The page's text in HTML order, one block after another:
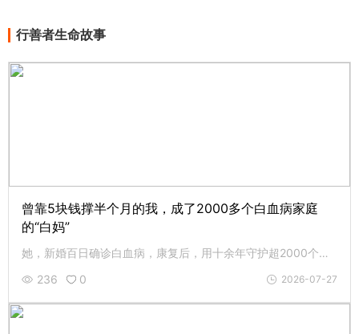
行善者生命故事
曾靠5块钱撑半个月的我，成了2000多个白血病家庭
的“白妈”
她，新婚百日确诊白血病，康复后，用十余年守护超2000个白血病家庭；办手工坊助病友自立，设助医小家供落脚，还收养弃婴。致敬武美，愿这份从绝境中长出的光，在你我手中继续照亮。
236
0 2026-07-27